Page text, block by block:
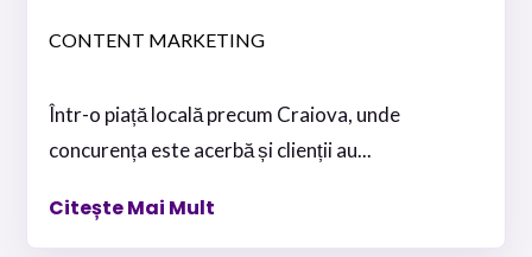
CONTENT MARKETING
Într-o piață locală precum Craiova, unde
concurența este acerbă și clienții au...
Citește Mai Mult